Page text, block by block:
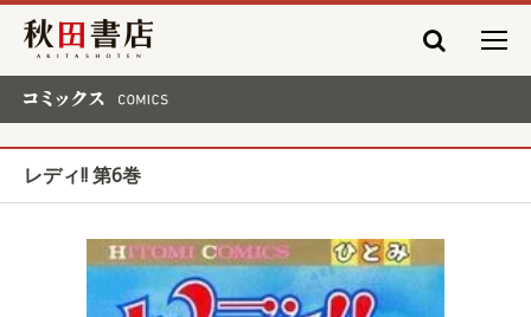
秋田書店
レディ!! 第6巻